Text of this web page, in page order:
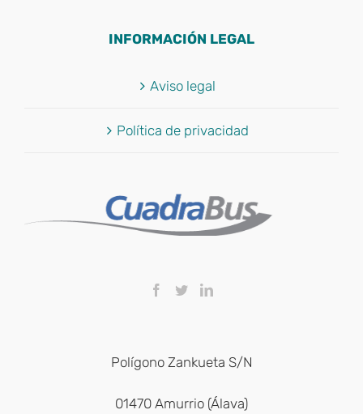
INFORMACIÓN LEGAL
Aviso legal
Política de privacidad
Polígono Zankueta S/N
01470 Amurrio (Álava)